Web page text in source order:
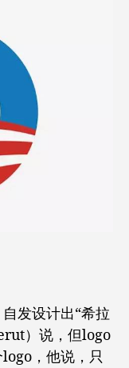
发设计出“希拉
）说，但logo
，他说，只